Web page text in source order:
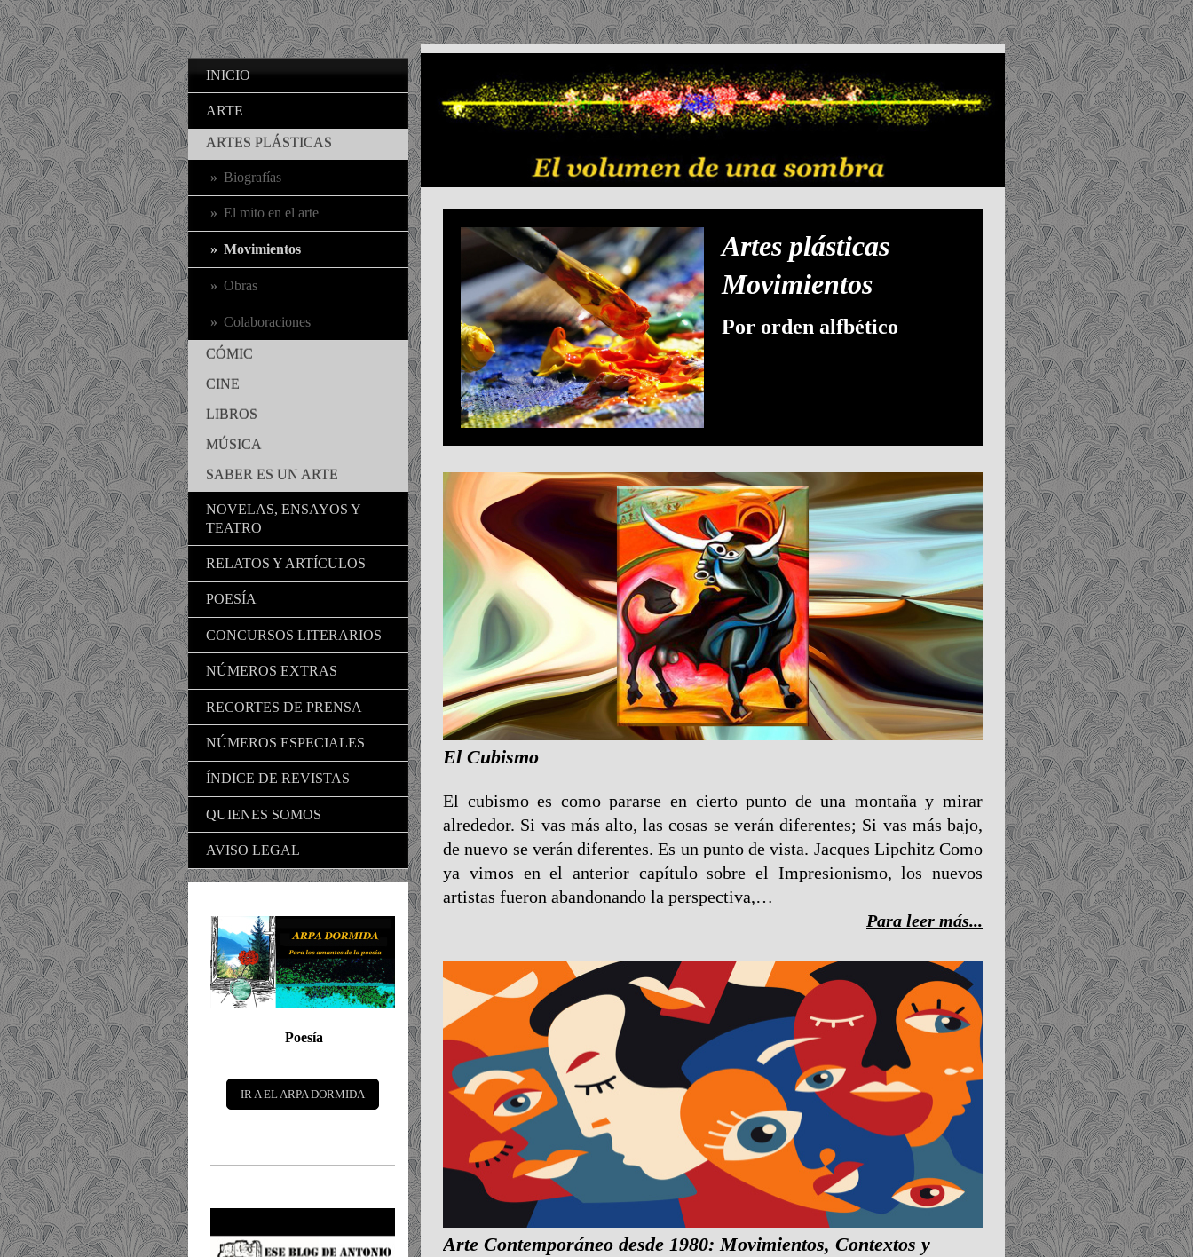
Artes plásticas
Movimientos
Por orden alfbético
El Cubismo
El cubismo es como pararse en cierto punto de una montaña y mirar
alrededor. Si vas más alto, las cosas se verán diferentes; Si vas más bajo,
de nuevo se verán diferentes. Es un punto de vista. Jacques Lipchitz Como
ya vimos en el anterior capítulo sobre el Impresionismo, los nuevos
artistas fueron abandonando la perspectiva,…
Para leer más...
Arte Contemporáneo desde 1980: Movimientos, Contextos y
INICIO
ARTE
ARTES PLÁSTICAS
Biografías
El mito en el arte
Movimientos
Obras
Colaboraciones
CÓMIC
CINE
LIBROS
MÚSICA
SABER ES UN ARTE
NOVELAS, ENSAYOS Y
TEATRO
RELATOS Y ARTÍCULOS
POESÍA
CONCURSOS LITERARIOS
NÚMEROS EXTRAS
RECORTES DE PRENSA
NÚMEROS ESPECIALES
ÍNDICE DE REVISTAS
QUIENES SOMOS
AVISO LEGAL
Poesía
IR A EL ARPA DORMIDA